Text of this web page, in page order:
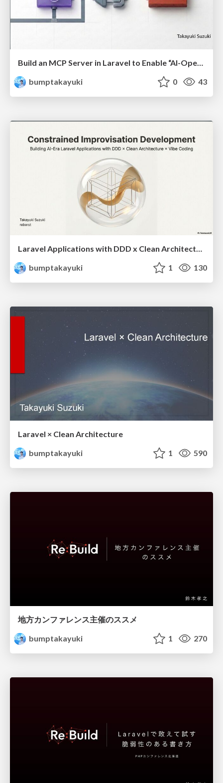
Build an MCP Server in Laravel to Enable “AI-Operated” Recruiting Tools(English)
bumptakayuki
0 43
bumptakayuki
1 130
Laravel × Clean Architecture
bumptakayuki
1 590
地方カンファレンス主催のススメ
bumptakayuki
1 270